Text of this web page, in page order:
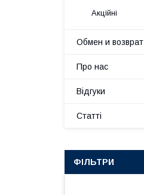
Акційні
Обмен и возврат
Про нас
Відгуки
Статті
ФІЛЬТРИ